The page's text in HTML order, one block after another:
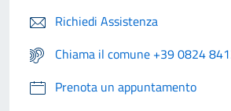
Richiedi Assistenza
Chiama il comune +39 0824
Prenota un appuntamento